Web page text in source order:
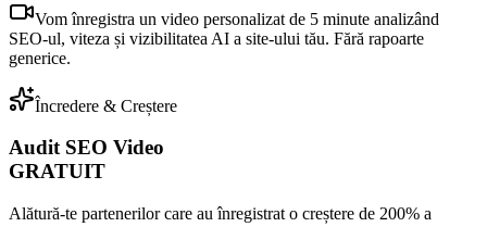
Vom înregistra un video personalizat de 5 minute analizând
SEO-ul, viteza și vizibilitatea AI a site-ului tău. Fără rapoarte
generice.
Încredere & Creștere
Audit SEO Video
GRATUIT
Alătură-te partenerilor care au înregistrat o creștere de 200% a